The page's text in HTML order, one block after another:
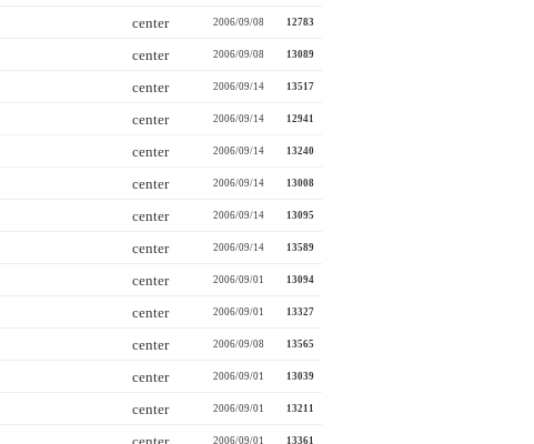
center 2006/09/08 12783
center 2006/09/08 13089
center 2006/09/14 13517
center 2006/09/14 12941
center 2006/09/14 13240
center 2006/09/14 13008
center 2006/09/14 13095
center 2006/09/14 13589
center 2006/09/01 13094
center 2006/09/01 13327
center 2006/09/08 13565
center 2006/09/01 13039
center 2006/09/01 13211
2006/09/01 13361